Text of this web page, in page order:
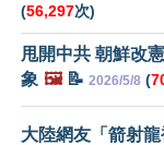
(56,297次)
甩開中共 朝鮮改
象 🖼️📝 2026/5/8 (
大陸網友「箭射